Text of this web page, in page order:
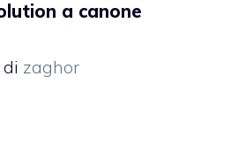
a canone
di zaghor